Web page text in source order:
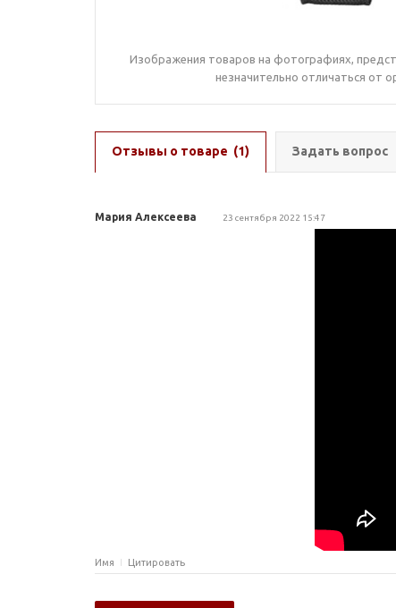
Изображения товаров на фотографиях,
незначительно отличаться от
Отзывы о товаре (1) Задать вопрос
Мария Алексеева 23 сентября 2022 15:47
Имя Цитировать